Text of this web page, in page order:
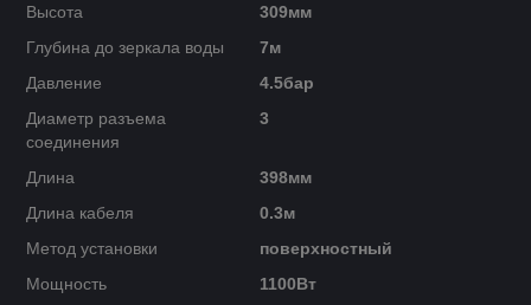
Высота
309мм
Глубина до зеркала воды
7м
Давление
4.5бар
Диаметр разъема
соединения
3
Длина
398мм
Длина кабеля
0.3м
Метод установки
поверхностный
Мощность
1100Вт